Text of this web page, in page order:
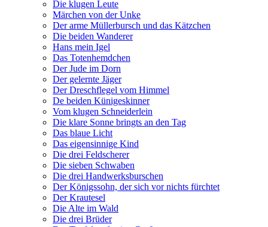
Die klugen Leute
Märchen von der Unke
Der arme Müllerbursch und das Kätzchen
Die beiden Wanderer
Hans mein Igel
Das Totenhemdchen
Der Jude im Dorn
Der gelernte Jäger
Der Dreschflegel vom Himmel
De beiden Künigeskinner
Vom klugen Schneiderlein
Die klare Sonne bringts an den Tag
Das blaue Licht
Das eigensinnige Kind
Die drei Feldscherer
Die sieben Schwaben
Die drei Handwerksburschen
Der Königssohn, der sich vor nichts fürchtet
Der Krautesel
Die Alte im Wald
Die drei Brüder